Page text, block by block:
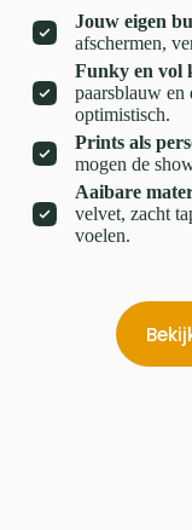
Jouw eigen
afschermen,
Funky en vol
paarsblauw en
optimistisch.
Prints als
mogen de
Aaibare
velvet, zacht
voelen.